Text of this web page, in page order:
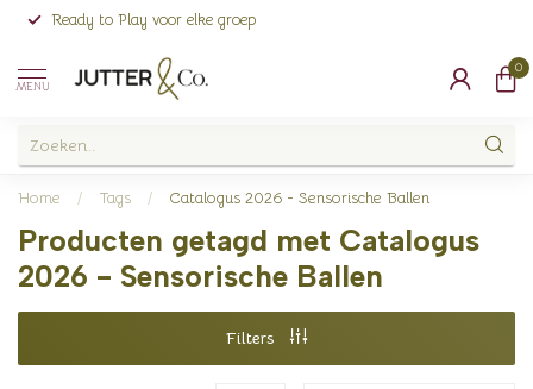
Ready to Play voor elke groep
MENU
0
Home / Tags / Catalogus 2026 - Sensorische Ballen
Producten getagd met Catalogus
2026 - Sensorische Ballen
Filters